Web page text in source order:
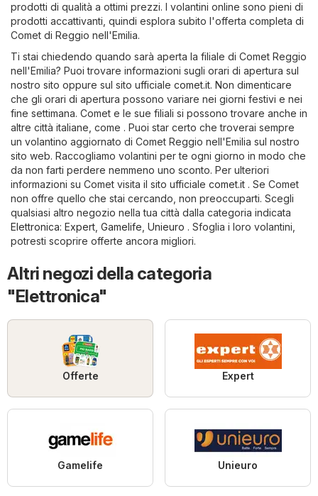
prodotti di qualità a ottimi prezzi. I volantini online sono pieni di
prodotti accattivanti, quindi esplora subito l'offerta completa di
Comet di Reggio nell'Emilia.
Ti stai chiedendo quando sarà aperta la filiale di Comet Reggio
nell'Emilia? Puoi trovare informazioni sugli orari di apertura sul
nostro sito oppure sul sito ufficiale comet.it. Non dimenticare
che gli orari di apertura possono variare nei giorni festivi e nei
fine settimana. Comet e le sue filiali si possono trovare anche in
altre città italiane, come . Puoi star certo che troverai sempre
un volantino aggiornato di Comet Reggio nell'Emilia sul nostro
sito web. Raccogliamo volantini per te ogni giorno in modo che
da non farti perdere nemmeno uno sconto. Per ulteriori
informazioni su Comet visita il sito ufficiale comet.it . Se Comet
non offre quello che stai cercando, non preoccuparti. Scegli
qualsiasi altro negozio nella tua città dalla categoria indicata
Elettronica: Expert Gamelife Unieuro . Sfoglia i loro volantini,
potresti scoprire offerte ancora migliori.
Altri negozi della categoria
"Elettronica"
Offerte Expert
Gamelife Unieuro